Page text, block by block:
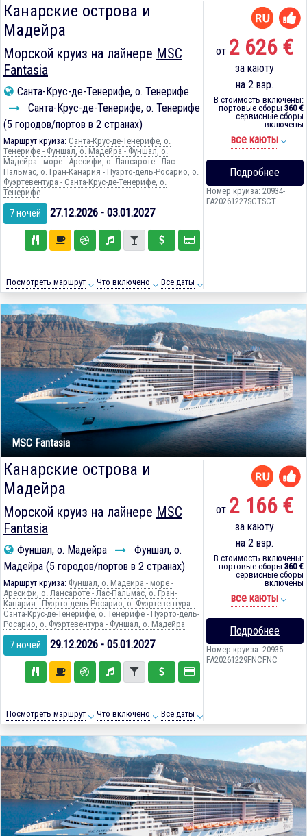
Канарские острова и
Мадейра
Морской круиз на лайнере MSC
Fantasia
Санта-Крус-де-Тенерифе, о. Тенерифе
Санта-Крус-де-Тенерифе, о. Тенерифе
(5 городов/портов в 2 странах)
Маршрут круиза: Санта-Крус-де-Тенерифе, о.
Тенерифе - Фуншал, о. Мадейра - Фуншал, о.
Мадейра - море - Аресифи, о. Лансароте - Лас-
Пальмас, о. Гран-Канария - Пуэрто-дель-Росарио, о.
Фуэртевентура - Санта-Крус-де-Тенерифе, о.
Тенерифе
7 ночей 27.12.2026 - 03.01.2027
Посмотреть маршрут Что включено Все даты
от 2 626 €
за каюту
на 2 взр.
В стоимость включены:
портовые сборы 360 €
сервисные сборы
включены
все каюты
Подробнее
Номер круиза: 20934-
FA20261227SCTSCT
MSC Fantasia
Канарские острова и
Мадейра
Морской круиз на лайнере MSC
Fantasia
Фуншал, о. Мадейра
Фуншал, о.
Мадейра (5 городов/портов в 2 странах)
Маршрут круиза: Фуншал, о. Мадейра - море -
Аресифи, о. Лансароте - Лас-Пальмас, о. Гран-
Канария - Пуэрто-дель-Росарио, о. Фуэртевентура -
Санта-Крус-де-Тенерифе, о. Тенерифе - Пуэрто-дель-
Росарио, о. Фуэртевентура - Фуншал, о. Мадейра
7 ночей 29.12.2026 - 05.01.2027
Посмотреть маршрут Что включено Все даты
от 2 166 €
за каюту
на 2 взр.
В стоимость включены:
портовые сборы 360 €
сервисные сборы
включены
все каюты
Подробнее
Номер круиза: 20935-
FA20261229FNCFNC